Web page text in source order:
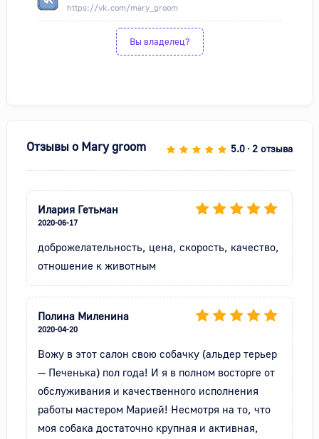
https://vk.com/mary_groom
Вы владелец?
Отзывы о Mary groom 5.0 • 2 отзыва
Илария Гетьман
2020-06-17
доброжелательность, цена, скорость, качество,
отношение к животным
Полина Миленина
2020-04-20
Вожу в этот салон свою собачку (альдер терьер
— Печенька) пол года! И я в полном восторге от
обслуживания и качественного исполнения
работы мастером Марией! Несмотря на то, что
моя собака достаточно крупная и активная,